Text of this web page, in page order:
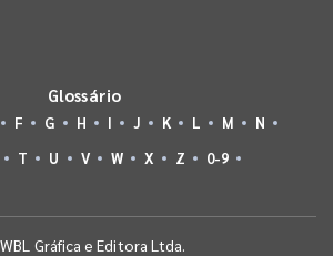
Glossário
F G H I J K L M
N
T U V W X Z 0-9
Gráfica e Editora Ltda.